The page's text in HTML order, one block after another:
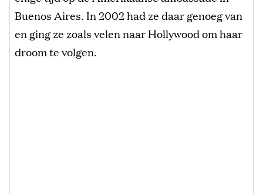
Buenos Aires. In 2002 had ze daar genoeg van
en ging ze zoals velen naar Hollywood om haar
droom te volgen.